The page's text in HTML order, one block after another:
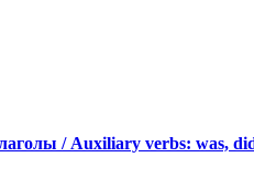
/ Auxiliary verbs: was,